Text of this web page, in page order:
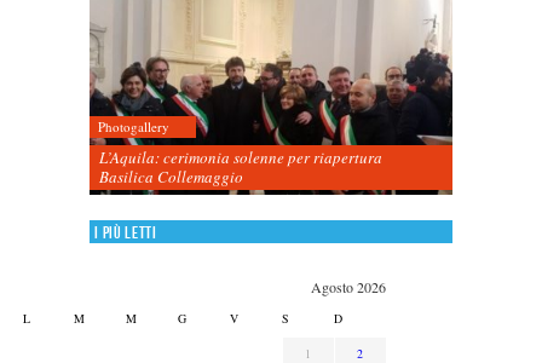
Photogallery
L’Aquila: cerimonia solenne per riapertura
Basilica Collemaggio
I più letti
Agosto 2026
L M M G V S D
1
2